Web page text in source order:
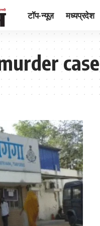
टॉप-न्यूज़ मध्यप्रदेश
case